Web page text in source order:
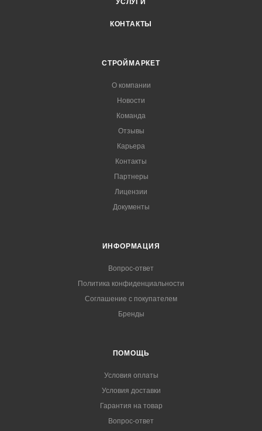
УСЛУГИ
КОНТАКТЫ
СТРОЙМАРКЕТ
О компании
Новости
Команда
Отзывы
Карьера
Контакты
Партнеры
Лицензии
Документы
ИНФОРМАЦИЯ
Вопрос-ответ
Политика конфиденциальности
Соглашение с покупателем
Бренды
ПОМОЩЬ
Условия оплаты
Условия доставки
Гарантия на товар
Вопрос-ответ